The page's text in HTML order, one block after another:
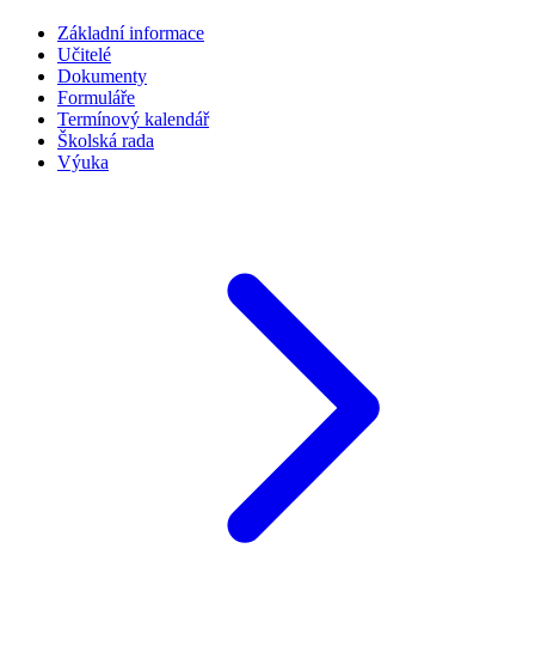
Základní informace
Učitelé
Dokumenty
Formuláře
Termínový kalendář
Školská rada
Výuka